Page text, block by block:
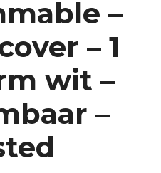
–
– 1
wit –
–